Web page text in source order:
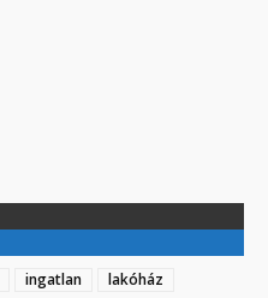
ingatlan
lakóház